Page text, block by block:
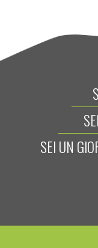
SEI UN